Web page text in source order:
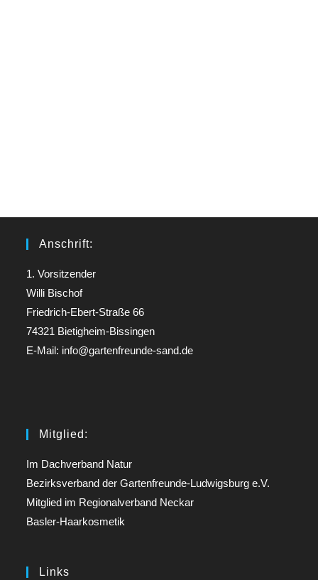
Anschrift:
1. Vorsitzender
Willi Bischof
Friedrich-Ebert-Straße 66
74321 Bietigheim-Bissingen
E-Mail: info@gartenfreunde-sand.de
Mitglied:
Im Dachverband Natur
Bezirksverband der Gartenfreunde-Ludwigsburg e.V.
Mitglied im Regionalverband Neckar
Basler-Haarkosmetik
Links